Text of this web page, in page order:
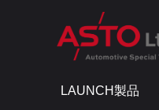
LAUNCH製品